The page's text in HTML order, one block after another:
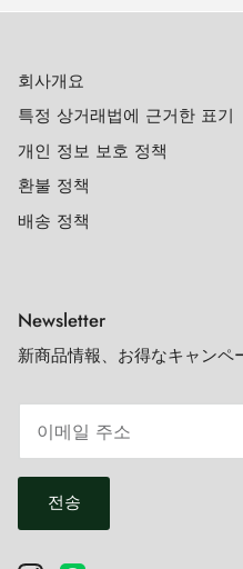
회사개요
특정 상거래법에 근거한 표기
개인 정보 보호 정책
환불 정책
배송 정책
Newsletter
新商品情報、お得なキャンペ
전송